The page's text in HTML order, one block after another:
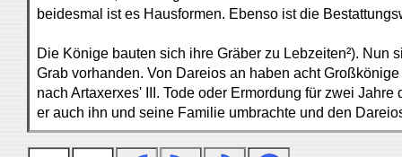
beidesmal ist es Hausformen. Ebenso ist die
Die Könige bauten sich ihre Gräber zu Lebzeiten²). Nun
Grab vorhanden. Von Dareios an haben acht
nach Artaxerxes' III. Tode oder Ermordung für zwei
er auch ihn und seine Familie umbrachte und den